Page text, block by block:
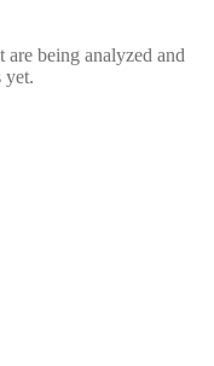
are being analyzed and
yet.